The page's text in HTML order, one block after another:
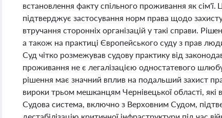
встановлення факту спільного проживання як
підтверджує застосування норм права щодо
втручання сторонніх організацій у такі справи.
а також на практиці Європейського суду з прав
Суд чітко розмежував судову практику від
проживання не є легалізацією одностатевого
рішення має значний вплив на подальший захист
вироки трьом мешканцям Чернівецької області, які
Судова система, включно з Верховним Судом,